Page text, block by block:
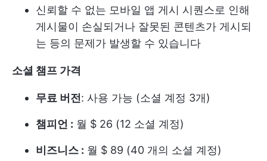
신뢰할 수 없는 모바일 앱 게시 시퀀스로 인해
게시물이 손실되거나 잘못된 콘텐츠가 게시되
는 등의 문제가 발생할 수 있습니다
소셜 챔프 가격
무료 버전: 사용 가능 (소셜 계정 3개)
챔피언 : 월 $ 26 (12 소셜 계정)
비즈니스 : 월 $ 89 (40 개의 소셜 계정)